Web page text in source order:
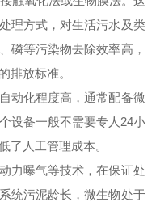
理方式，对生活污水及类
磷等污染物去除效率高，
排放标准。
动化程度高，通常配备微
设备一般不需要专人24小
了人工管理成本。
力曝气等技术，在保证处
统污泥龄长，微生物处于